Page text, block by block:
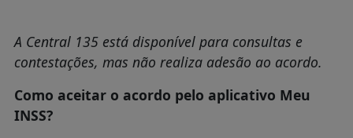
A Central 135 está disponível para consultas e
contestações, mas não realiza adesão ao acordo.
Como aceitar o acordo pelo aplicativo Meu
INSS?